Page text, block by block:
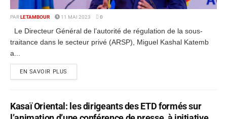
PAR LETAMBOUR 11 MAI 2023 0
Le Directeur Général de l’autorité de régulation de la sous-
traitance dans le secteur privé (ARSP), Miguel Kashal Katemb
a...
EN SAVOIR PLUS
Kasaï Oriental: les dirigeants des ETD formés sur